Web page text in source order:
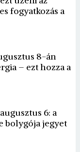
fogyatkozás a
8-án
– ezt hozza a
6: a
bolygója jegyet